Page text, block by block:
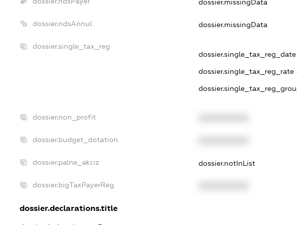
dossier.missingData
dossier.ndsAnnul dossier.missingData
dossier.single_tax_reg
dossier.single_tax_reg_date
dossier.single_tax_reg_rate
dossier.non_profit
dossier.budget_dotation
dossier.palne_akciz dossier.notInList
dossier.bigTaxPayerReg
dossier.declarations.title